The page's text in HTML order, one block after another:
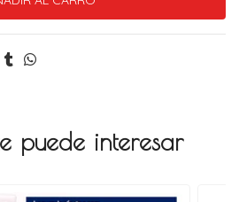
puede interesar